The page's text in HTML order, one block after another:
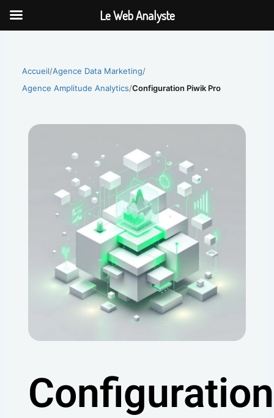
Aller
Accueil/Agence Data Marketing/
Agence Amplitude Analytics/Configuration Piwik Pro
Configuration
Le Web Analyste